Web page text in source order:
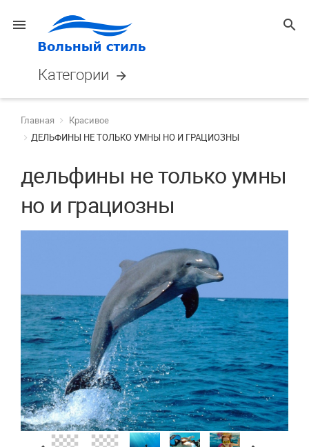
menu search
Категории arrow_forward
Главная
Красивое
ДЕЛЬФИНЫ НЕ ТОЛЬКО УМНЫ НО И ГРАЦИОЗНЫ
дельфины не только умны
но и грациозны